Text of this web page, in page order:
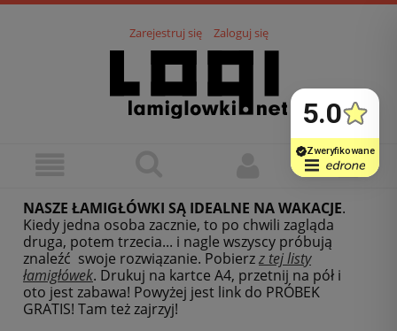
Zarejestruj się Zaloguj się
NASZE ŁAMIGŁÓWKI SĄ IDEALNE NA WAKACJE.
Kiedy jedna osoba zacznie, to po chwili zagląda
druga, potem trzecia... i nagle wszyscy próbują
znaleźć swoje rozwiązanie. Pobierzz tej listy
łamigłówek. Drukuj na kartce A4, przetnij na pół i
oto jest zabawa! Powyżej jest link do PRÓBEK
GRATIS! Tam też zajrzyj!